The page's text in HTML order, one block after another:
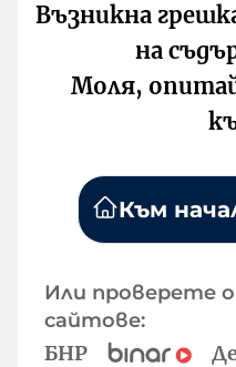
Възникна
на
Моля,
Към
Или проверете
сайтове:
БНР